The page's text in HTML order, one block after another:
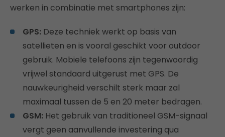
werken in combinatie met smartphones zijn:
GPS: Deze techniek werkt op basis van
satellieten en is vooral geschikt voor outdoor
gebruik. Mobiele telefoons zijn tegenwoordig
vrijwel standaard uitgerust met GPS. De
nauwkeurigheid verschilt sterk maar zal
maximaal tussen de 5 en 20 meter bedragen.
GSM: Het gebruik van traditioneel GSM-signaal
vergt geen aanvullende investering qua